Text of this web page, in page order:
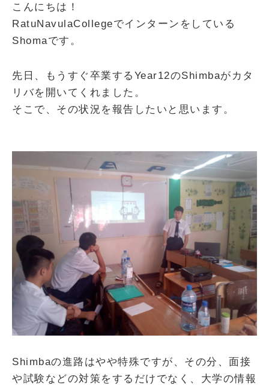
こんにちは！
RatuNavulaCollegeでインターンをしている
Shomaです。
先日、もうすぐ卒業するYear12のShimbaがカタ
リバを開いてくれました。
そこで、その状況を報告したいと思います。
Shimbaの進路はやや特殊ですが、その分、面接
や試験などの対策をするだけでなく、大学の情報